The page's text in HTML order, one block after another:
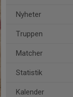
Nyheter
Truppen
Matcher
Statistik
Kalender